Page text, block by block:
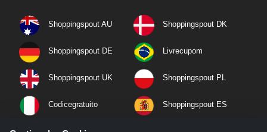
Shoppingspout AU Shoppingspout DK
Shoppingspout DE Livrecupom
Shoppingspout UK Shoppingspout PL
Codicegratuito Shoppingspout ES